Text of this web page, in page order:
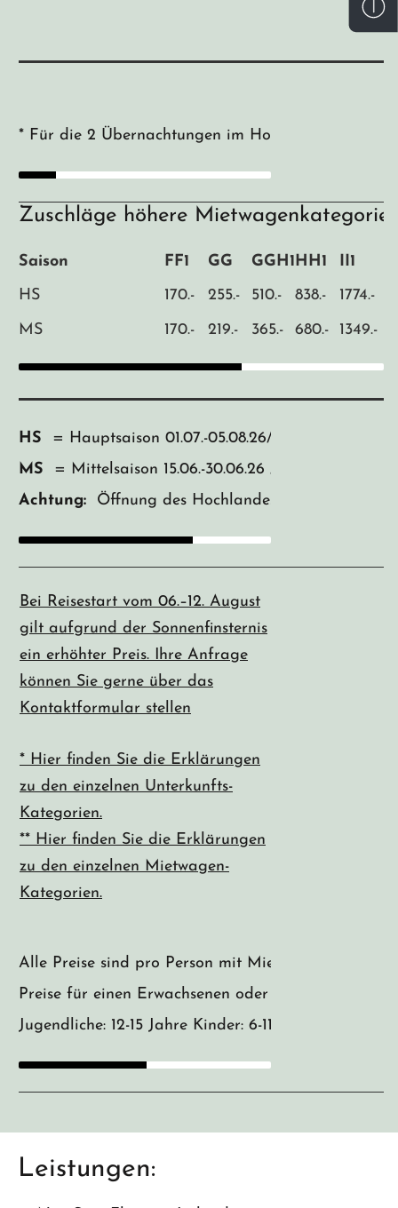
* Für die 2 Übernachtungen im Hochland
Zuschläge höhere
Saison FF1 GG GGH1HH1
II1
HS
170.- 255.- 510.- 838.- 1774.-
MS 170.- 219.- 365.- 680.- 1349.-
HS
= Hauptsaison 01.07.-05.08.26/ 13.08.-25.08.26
MS
= Mittelsaison 15.06.-30.06.26 / 26.08.-10.09.26
Achtung: Öffnung des Hochlandes wetterbedingt.
Bei Reisestart vom 06.–12. August
gilt aufgrund der Sonnenfinsternis
ein erhöhter Preis. Ihre Anfrage
können Sie gerne über das
Kontaktformular stellen
* Hier finden Sie die Erklärungen
zu den einzelnen Unterkunfts-
Kategorien.
** Hier finden Sie die Erklärungen
zu den einzelnen Mietwagen-
Kategorien.
Alle Preise sind pro Person mit Mietwagenkategorie
Preise für einen Erwachsenen oder mehr als 5
Jugendliche: 12-15 Jahre Kinder: 6-11 Jahre
Leistungen: